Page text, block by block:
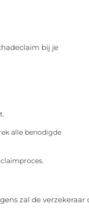
bij je
alle benodigde
zal de verzekeraar